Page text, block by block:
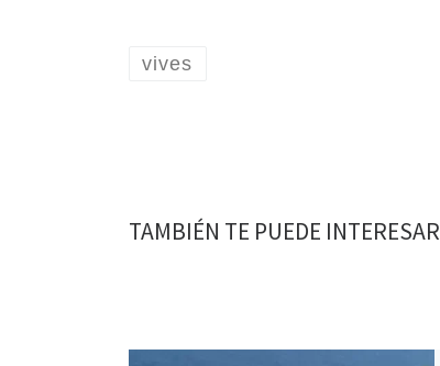
vives
TAMBIÉN TE PUEDE INTERESAR